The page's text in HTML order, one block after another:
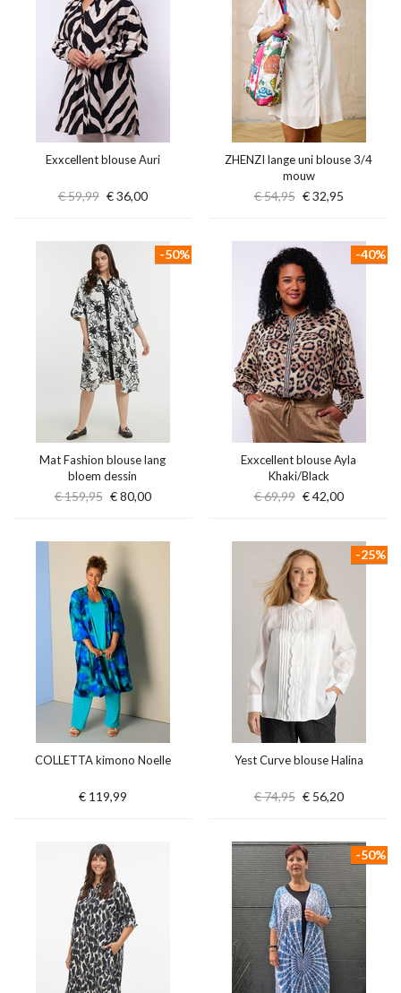
Exxcellent blouse Auri
€ 59,99 € 36,00
ZHENZI lange uni blouse 3/4
mouw
€ 54,95 € 32,95
Mat Fashion blouse lang
bloem dessin
€ 159,95 € 80,00
-50%
Exxcellent blouse Ayla
Khaki/Black
€ 69,99 € 42,00
-40%
COLLETTA kimono Noelle
€ 119,99
Yest Curve blouse Halina
€ 74,95 € 56,20
-25%
-50%